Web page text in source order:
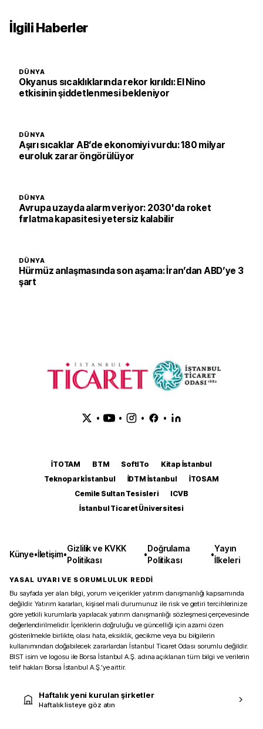
İlgili Haberler
DÜNYA
Okyanus sıcaklıklarında rekor kırıldı: El Nino
etkisinin şiddetlenmesi bekleniyor
DÜNYA
Aşırı sıcaklar AB’de ekonomiyi vurdu: 180 milyar
euroluk zarar öngörülüyor
DÜNYA
Avrupa uzayda alarm veriyor: 2030'da roket
fırlatma kapasitesi yetersiz kalabilir
DÜNYA
Hürmüz anlaşmasında son aşama: İran’dan ABD’ye 3
şart
• • • •
İTOTAM BTM SoftITo
Kitap İstanbul
Teknopark İstanbul
İDTM İstanbul
İTOSAM
Cemile Sultan Tesisleri
ICVB
İstanbul Ticaret Üniversitesi
Künye•İletişim•
Gizlilik ve KVKK
Politikası
•
Doğrulama
Politikası
•
Yayın
İlkeleri
YASAL UYARI VE SORUMLULUK REDDİ
Bu sayfada yer alan bilgi, yorum ve içerikler yatırım danışmanlığı kapsamında
değildir. Yatırım kararları, kişisel mali durumunuz ile risk ve getiri tercihlerinize
göre yetkili kurumlarla yapılacak yatırım danışmanlığı sözleşmesi çerçevesinde
değerlendirilmelidir. İçeriklerin doğruluğu ve güncelliği için azami özen
gösterilmekle birlikte, olası hata, eksiklik, gecikme veya bu bilgilerin
kullanımından doğabilecek zararlardan İstanbul Ticaret Odası sorumlu değildir.
BIST isim ve logosu ile Borsa İstanbul A.Ş. adına açıklanan tüm bilgi ve verilerin
telif hakları Borsa İstanbul A.Ş.’ye aittir.
Haftalık yeni kurulan şirketler
Haftalık listeye göz atın